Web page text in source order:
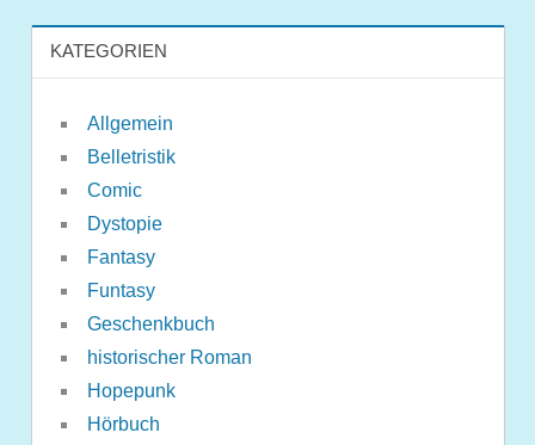
KATEGORIEN
Allgemein
Belletristik
Comic
Dystopie
Fantasy
Funtasy
Geschenkbuch
historischer Roman
Hopepunk
Hörbuch